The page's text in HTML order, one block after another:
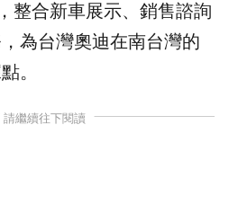
整合新車展示、銷售諮詢
為台灣奧迪在南台灣的
。
請繼續往下閱讀